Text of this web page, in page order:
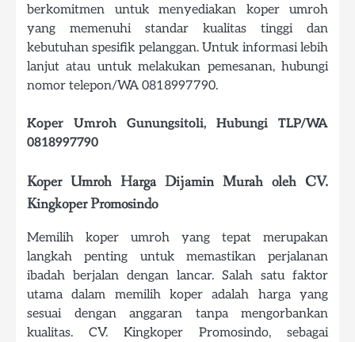
berkomitmen untuk menyediakan koper umroh
yang memenuhi standar kualitas tinggi dan
kebutuhan spesifik pelanggan. Untuk informasi lebih
lanjut atau untuk melakukan pemesanan, hubungi
nomor telepon/WA 0818997790.
Koper Umroh Gunungsitoli, Hubungi TLP/WA
0818997790
Koper Umroh Harga Dijamin Murah oleh CV.
Kingkoper Promosindo
Memilih koper umroh yang tepat merupakan
langkah penting untuk memastikan perjalanan
ibadah berjalan dengan lancar. Salah satu faktor
utama dalam memilih koper adalah harga yang
sesuai dengan anggaran tanpa mengorbankan
kualitas. CV. Kingkoper Promosindo, sebagai